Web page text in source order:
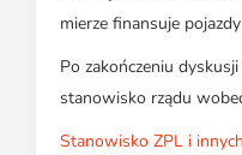
mierze finansuje
Po zakończeniu
stanowisko rządu
Stanowisko ZPL i